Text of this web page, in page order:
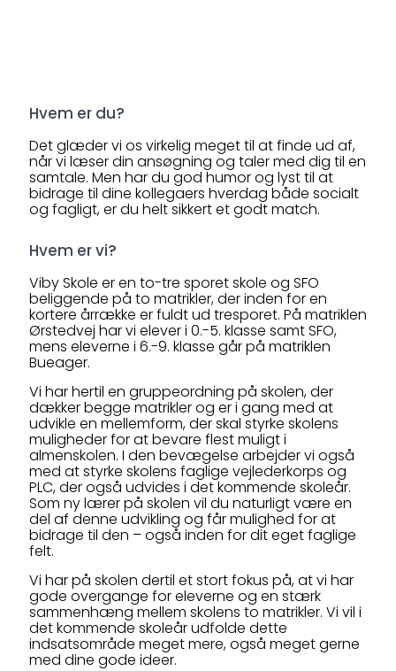
Hvem er du?
Det glæder vi os virkelig meget til at finde ud af,
når vi læser din ansøgning og taler med dig til en
samtale. Men har du god humor og lyst til at
bidrage til dine kollegaers hverdag både socialt
og fagligt, er du helt sikkert et godt match.
Hvem er vi?
Viby Skole er en to-tre sporet skole og SFO
beliggende på to matrikler, der inden for en
kortere årrække er fuldt ud tresporet. På matriklen
Ørstedvej har vi elever i 0.-5. klasse samt SFO,
mens eleverne i 6.-9. klasse går på matriklen
Bueager.
Vi har hertil en gruppeordning på skolen, der
dækker begge matrikler og er i gang med at
udvikle en mellemform, der skal styrke skolens
muligheder for at bevare flest muligt i
almenskolen. I den bevægelse arbejder vi også
med at styrke skolens faglige vejlederkorps og
PLC, der også udvides i det kommende skoleår.
Som ny lærer på skolen vil du naturligt være en
del af denne udvikling og får mulighed for at
bidrage til den – også inden for dit eget faglige
felt.
Vi har på skolen dertil et stort fokus på, at vi har
gode overgange for eleverne og en stærk
sammenhæng mellem skolens to matrikler. Vi vil i
det kommende skoleår udfolde dette
indsatsområde meget mere, også meget gerne
med dine gode ideer.